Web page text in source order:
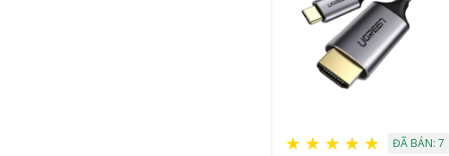
★ ★ ★ ★ ★ ĐÃ BÁN: 7